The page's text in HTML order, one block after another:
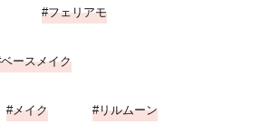
フェリアモ
ベースメイク
メイク リルムーン